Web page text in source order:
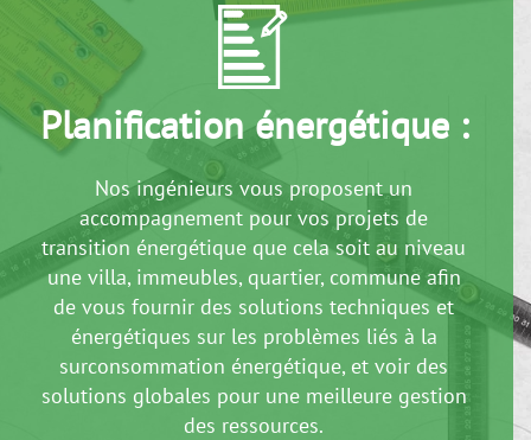
Planification énergétique :
Nos ingénieurs vous proposent un
accompagnement pour vos projets de
transition énergétique que cela soit au niveau
une villa, immeubles, quartier, commune afin
de vous fournir des solutions techniques et
énergétiques sur les problèmes liés à la
surconsommation énergétique, et voir des
solutions globales pour une meilleure gestion
des ressources.